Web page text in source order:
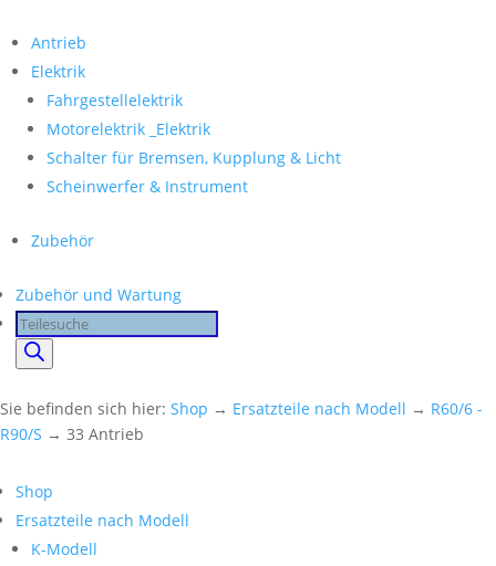
Antrieb
Elektrik
Fahrgestellelektrik
Motorelektrik _Elektrik
Schalter für Bremsen, Kupplung & Licht
Scheinwerfer & Instrument
Zubehör
Zubehör und Wartung
Products
search
Sie befinden sich hier: Shop → Ersatzteile nach Modell → R60/6 -
R90/S → 33 Antrieb
Shop
Ersatzteile nach Modell
K-Modell